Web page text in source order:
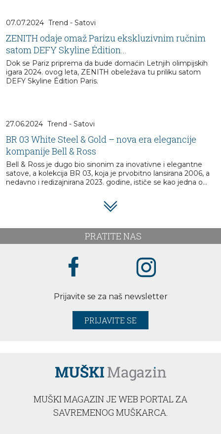
07.07.2024 Trend - Satovi
ZENITH odaje omaž Parizu ekskluzivnim ručnim
satom DEFY Skyline Édition...
Dok se Pariz priprema da bude domaćin Letnjih olimpijskih
igara 2024. ovog leta, ZENITH obeležava tu priliku satom
DEFY Skyline Édition Paris.
27.06.2024 Trend - Satovi
BR 03 White Steel & Gold – nova era elegancije
kompanije Bell & Ross
Bell & Ross je dugo bio sinonim za inovativne i elegantne
satove, a kolekcija BR 03, koja je prvobitno lansirana 2006, a
nedavno i redizajnirana 2023. godine, ističe se kao jedna o...
PRATITE NAS
Prijavite se za naš newsletter
PRIJAVITE SE
MUŠKI MAGAZIN JE WEB PORTAL ZA
SAVREMENOG MUŠKARCA.